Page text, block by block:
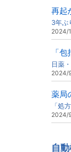
再起
3年ぶ
2024/
「
日薬
2024/
薬局
「処
2024/
自